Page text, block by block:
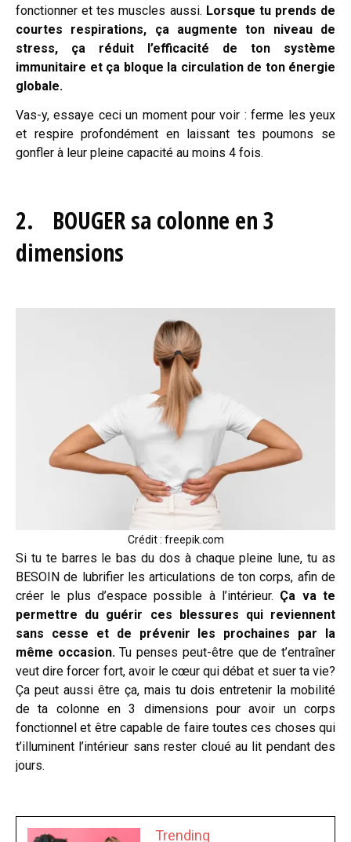
fonctionner et tes muscles aussi. Lorsque tu prends de
courtes respirations, ça augmente ton niveau de
stress, ça réduit l’efficacité de ton système
immunitaire et ça bloque la circulation de ton énergie
globale.
Vas-y, essaye ceci un moment pour voir : ferme les yeux
et respire profondément en laissant tes poumons se
gonfler à leur pleine capacité au moins 4 fois.
2. BOUGER sa colonne en 3
dimensions
Crédit : freepik.com
Si tu te barres le bas du dos à chaque pleine lune, tu as
BESOIN de lubrifier les articulations de ton corps, afin de
créer le plus d’espace possible à l’intérieur. Ça va te
permettre du guérir ces blessures qui reviennent
sans cesse et de prévenir les prochaines par la
même occasion.Tu penses peut-être que de t’entraîner
veut dire forcer fort, avoir le cœur qui débat et suer ta vie?
Ça peut aussi être ça, mais tu dois entretenir la mobilité
de ta colonne en 3 dimensions pour avoir un corps
fonctionnel et être capable de faire toutes ces choses qui
t’illuminent l’intérieur sans rester cloué au lit pendant des
jours.
Trending